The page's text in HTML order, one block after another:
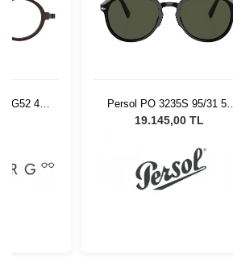
AG52 42
Persol PO 3235S 95/31 55
Unisex Güneş Gözlüğü
19.145,00 TL